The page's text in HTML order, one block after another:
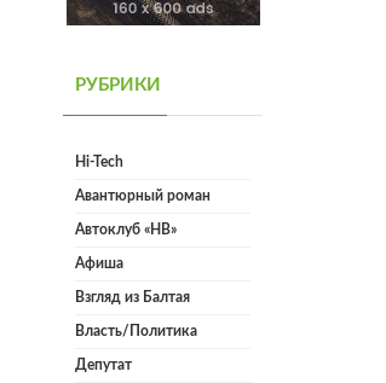
РУБРИКИ
Hi-Tech
Авантюрный роман
Автоклуб «НВ»
Афиша
Взгляд из Балтая
Власть/Политика
Депутат